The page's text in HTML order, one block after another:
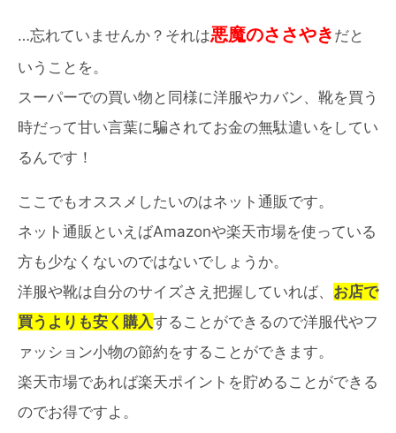
…忘れていませんか？それは悪魔のささやき だと
いうことを。
スーパーでの買い物と同様に洋服やカバン、靴を買う
時だって甘い言葉に騙されてお金の無駄遣いをしてい
るんです！
ここでもオススメしたいのはネット通販です。
ネット通販といえばAmazonや楽天市場を使っている
方も少なくないのではないでしょうか。
洋服や靴は自分のサイズさえ把握していれば、 お店で
買うよりも安く購入することができるので洋服代やフ
ァッション小物の節約をすることができます。
楽天市場であれば楽天ポイントを貯めることができる
のでお得ですよ。